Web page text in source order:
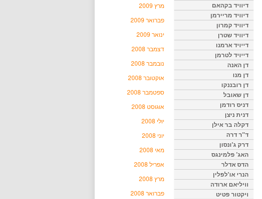
מרץ 2009
פברואר 2009
ינואר 2009
דצמבר 2008
נובמבר 2008
אוקטובר 2008
ספטמבר 2008
אוגוסט 2008
יולי 2008
יוני 2008
מאי 2008
אפריל 2008
מרץ 2008
פברואר 2008
דיוויד בקהאם
דיוויד מריירמן
דיוויד קמרון
דיוויד שטרן
דייויד ארמנו
דייויד לטרמן
דן האנה
דן מנו
דן רובננקו
דן שאובל
דניס רודמן
דנית ניצן
דקלה בר אילן
ד"ר דרה
דרק ג'ונסון
האג' פלמינגס
הדס אדלר
הנרי או'לפלין
וויליאם ארודה
ויקטור פטיט